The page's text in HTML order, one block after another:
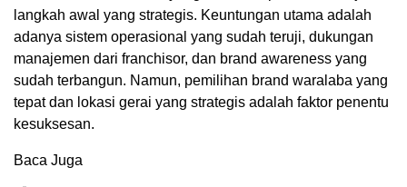
langkah awal yang strategis. Keuntungan utama adalah
adanya sistem operasional yang sudah teruji, dukungan
manajemen dari franchisor, dan brand awareness yang
sudah terbangun. Namun, pemilihan brand waralaba yang
tepat dan lokasi gerai yang strategis adalah faktor penentu
kesuksesan.
Baca Juga